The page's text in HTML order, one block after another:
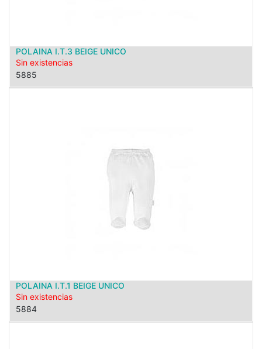
POLAINA I.T.3 BEIGE UNICO
Sin existencias
5885
POLAINA I.T.1 BEIGE UNICO
Sin existencias
5884